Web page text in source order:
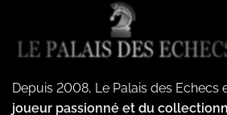
Depuis 2008, Le Palais des Echecs
joueur passionné et du